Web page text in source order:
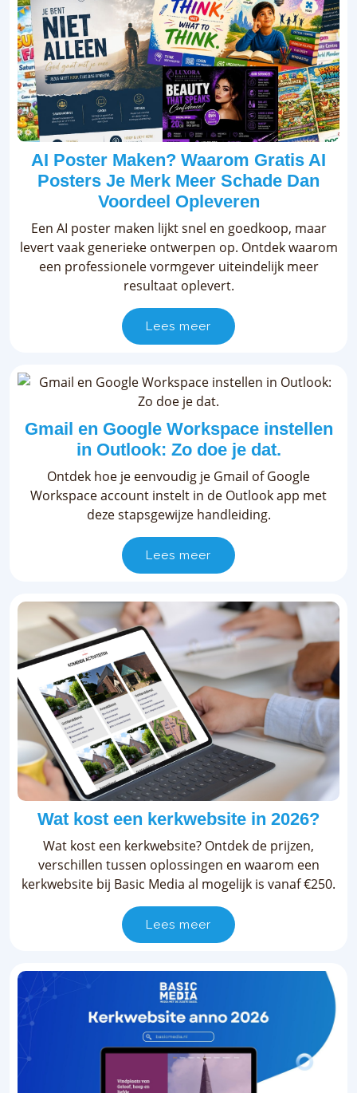
AI Poster Maken? Waarom Gratis AI
Posters Je Merk Meer Schade Dan
Voordeel Opleveren
Een AI poster maken lijkt snel en goedkoop, maar
levert vaak generieke ontwerpen op. Ontdek waarom
een professionele vormgever uiteindelijk meer
resultaat oplevert.
Lees meer
Gmail en Google Workspace instellen
in Outlook: Zo doe je dat.
Ontdek hoe je eenvoudig je Gmail of Google
Workspace account instelt in de Outlook app met
deze stapsgewijze handleiding.
Lees meer
Wat kost een kerkwebsite in 2026?
Wat kost een kerkwebsite? Ontdek de prijzen,
verschillen tussen oplossingen en waarom een
kerkwebsite bij Basic Media al mogelijk is vanaf €250.
Lees meer